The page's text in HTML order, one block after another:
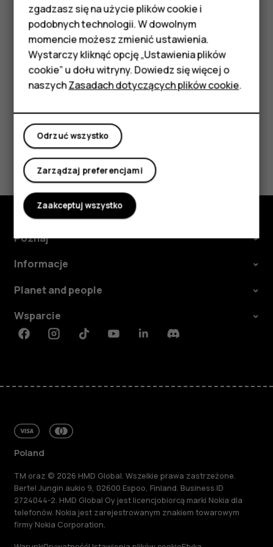
podstawowymi
Akcesoria
HMD Terra M
Tablety
Moje konto
Podczas słuchania stacji dotknijstar_border.
Wskazówka:Aby słuchać stacji radiowej przez
głośniki telefonu, dotknijmore_vertGłośnik wł.Zostaw
podłączony zestaw słuchawkowy.
Czy te informacje były pomocne?
Tak Nie
Poznaj
Informacje
Planet and people
Wsparcie
FacebookInstagramTiktokYoutubeLinkedinDiscord
Poland
TM oraz © 2026 HMD Global. Wszelkie prawa zastrzeżone.
Bertel Jungin aukio 9, 02600 Espoo, Finland. Business ID
2724044-2. HMD Global Oy jest licencjobiorcą marki Nokia dla
telefonów. Nokia jest zarejestrowanym znakiem towarowym
firmy Nokia Corporation.
zgadzasz się na użycie plików cookie i
podobnych technologii. W dowolnym
momencie możesz zmienić ustawienia.
Wystarczy kliknąć opcję „Ustawienia plików
cookie” u dołu witryny. Dowiedz się więcej o
naszychZasadach dotyczących plików cookie.
Odrzuć wszystko
Zarządzaj preferencjami
Zaakceptuj wszystko